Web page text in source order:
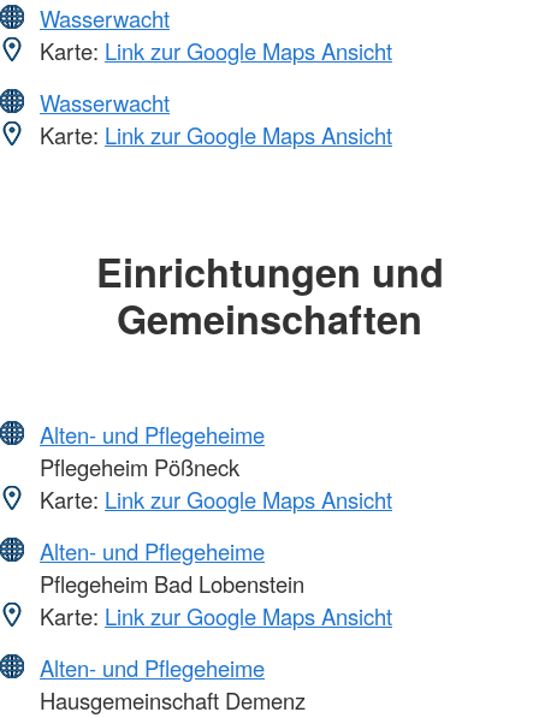
Wasserwacht
Karte: Link zur Google Maps Ansicht
Wasserwacht
Karte: Link zur Google Maps Ansicht
Einrichtungen und
Gemeinschaften
Alten- und Pflegeheime
Pflegeheim Pößneck
Karte: Link zur Google Maps Ansicht
Alten- und Pflegeheime
Pflegeheim Bad Lobenstein
Karte: Link zur Google Maps Ansicht
Alten- und Pflegeheime
Hausgemeinschaft Demenz